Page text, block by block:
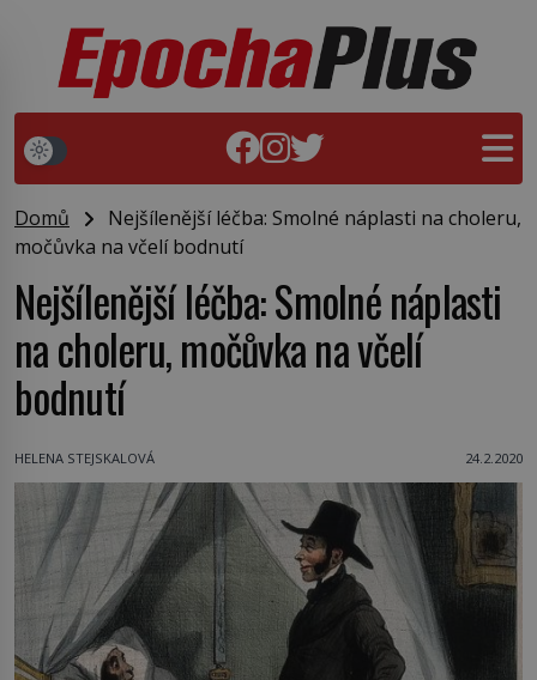
Domů
Nejšílenější léčba: Smolné náplasti na choleru,
močůvka na včelí bodnutí
Nejšílenější léčba: Smolné náplasti
na choleru, močůvka na včelí
bodnutí
HELENA STEJSKALOVÁ 24.2.2020